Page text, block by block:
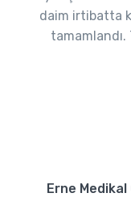
daim irtibatta
Erne Medikal